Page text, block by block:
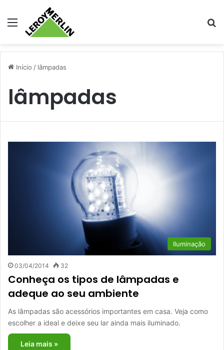
Menu
Início / lâmpadas
lâmpadas
Iluminação
03/04/2014 32
Conheça os tipos de lâmpadas e
adeque ao seu ambiente
As lâmpadas são acessórios importantes em casa. Veja como
escolher a ideal e deixe seu lar ainda mais iluminado.
Leia mais »